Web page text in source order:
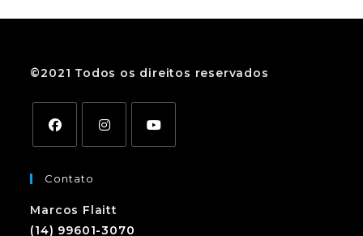
©2021 Todos os direitos reservados
Contato
Marcos Flaitt
(14) 99601-3070